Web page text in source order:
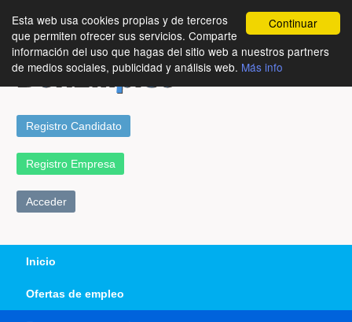
Continuar
Esta web usa cookies propias y de terceros
que permiten ofrecer sus servicios. Comparte
información del uso que hagas del sitio web a nuestros partners
de medios sociales, publicidad y análisis web. Más info
Registro Candidato
Registro Empresa
Acceder
Inicio
Ofertas de empleo